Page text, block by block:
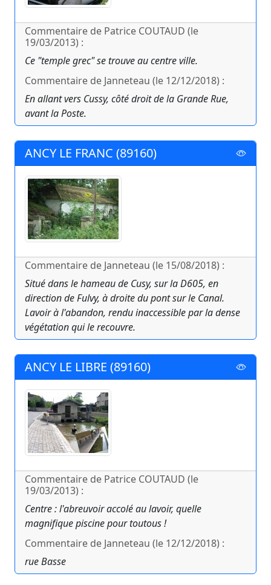
Commentaire de Patrice COUTAUD (le
19/03/2013) :
Ce "temple grec" se trouve au centre ville.
Commentaire de Janneteau (le 12/12/2018) :
En allant vers Cussy, côté droit de la Grande Rue,
avant la Poste.
ANCY LE FRANC (89160)
Commentaire de Janneteau (le 15/08/2018) :
Situé dans le hameau de Cusy, sur la D605, en
direction de Fulvy, à droite du pont sur le Canal.
Lavoir à l'abandon, rendu inaccessible par la dense
végétation qui le recouvre.
ANCY LE LIBRE (89160)
Commentaire de Patrice COUTAUD (le
19/03/2013) :
Centre : l'abreuvoir accolé au lavoir, quelle
magnifique piscine pour toutous !
Commentaire de Janneteau (le 12/12/2018) :
rue Basse